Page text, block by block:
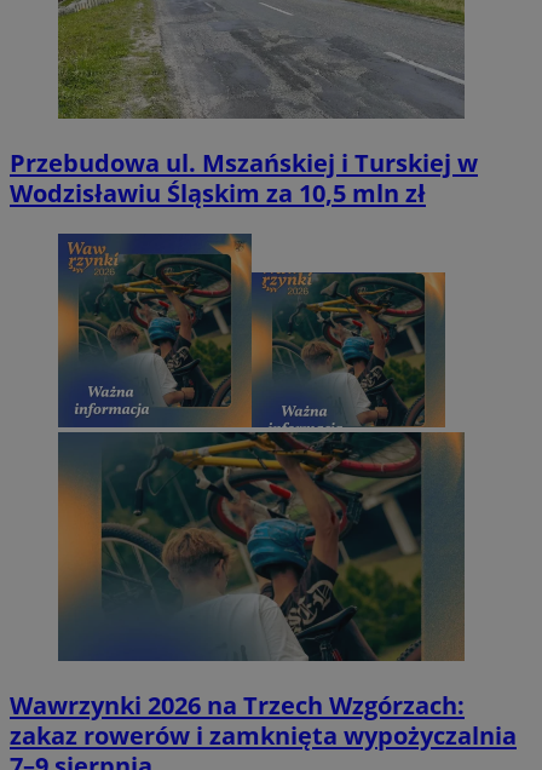
Przebudowa ul. Mszańskiej i Turskiej w
Wodzisławiu Śląskim za 10,5 mln zł
Wawrzynki 2026 na Trzech Wzgórzach:
zakaz rowerów i zamknięta wypożyczalnia